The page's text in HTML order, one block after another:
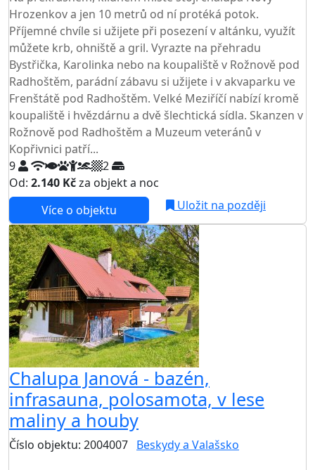
Hrozenkov a jen 10 metrů od ní protéká potok.
Příjemné chvíle si užijete při posezení v altánku, využít
můžete krb, ohniště a gril. Vyrazte na přehradu
Bystřička, Karolinka nebo na koupaliště v Rožnově pod
Radhoštěm, parádní zábavu si užijete i v akvaparku ve
Frenštátě pod Radhoštěm. Velké Meziříčí nabízí kromě
koupaliště i hvězdárnu a dvě šlechtická sídla. Skanzen v
Rožnově pod Radhoštěm a Muzeum veteránů v
Kopřivnici patří...
9
2
Od: 2.140 Kčza objekt a noc
Více o objektu
Uložit na později
Chalupa Janová - bazén,
infrasauna, polosamota, v lese
maliny a houby
Číslo objektu: 2004007 Beskydy a Valašsko